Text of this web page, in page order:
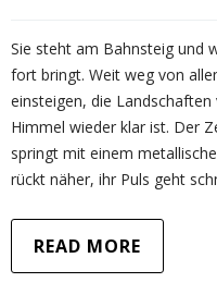
Sie steht am Bahnsteig und
fort bringt. Weit weg von
einsteigen, die
Himmel wieder klar ist. Der
springt mit einem
rückt näher, ihr Puls geht
READ MORE